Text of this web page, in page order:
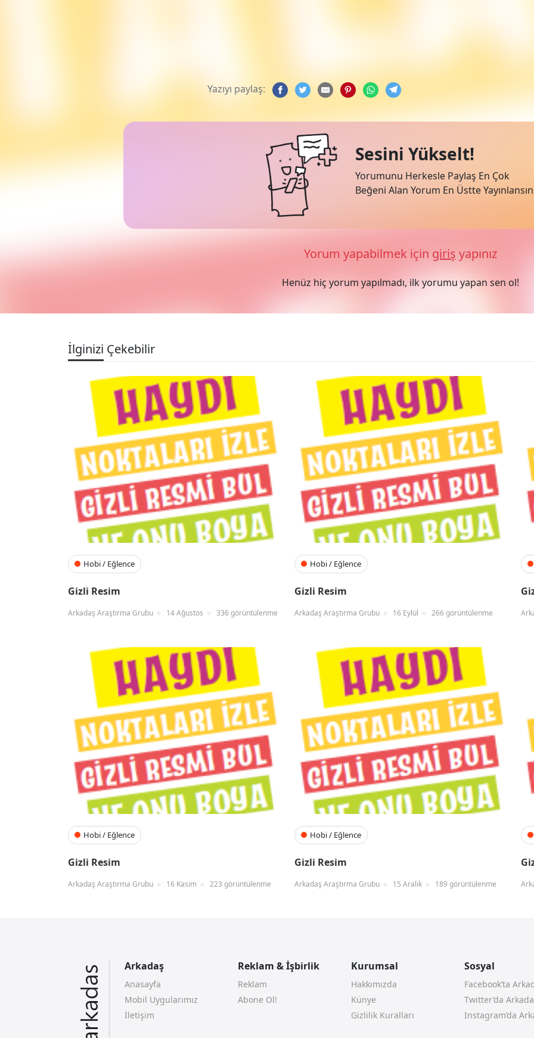
Yazıyı paylaş:
Sesini Yükselt!
Yorumunu Herkesle Paylaş En Çok
Beğeni Alan Yorum En Üstte
Yorum yapabilmek için giriş yapınız
Henüz hiç yorum yapılmadı, ilk yorumu yapan sen ol!
İlginizi Çekebilir
Hobi / Eğlence
Gizli Resim
Arkadaş Araştırma Grubu 14 Ağustos 336 görüntülenme
Hobi / Eğlence
Gizli Resim
Arkadaş Araştırma Grubu 16 Eylül 266 görüntülenme
Hobi / Eğlence
Gizli Resim
Arkadaş Araştırma Grubu 16 Kasım 223 görüntülenme
Hobi / Eğlence
Gizli Resim
Arkadaş Araştırma Grubu 15 Aralık 189 görüntülenme
Arkadaş
Anasayfa
Mobil Uygularımız
İletişim
Reklam & İşbirlik
Reklam
Abone Ol!
Kurumsal
Hakkımızda
Künye
Gizlilik Kuralları
Sosyal
Facebook’ta
Twitter’da
Instagram’da